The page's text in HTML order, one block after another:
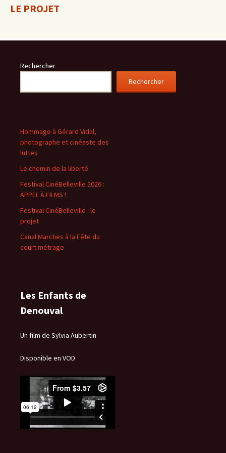
LE PROJET
Rechercher
Rechercher
Hommage à Gérard Vidal,
photographe et cinéaste des
luttes
Le chemin de la liberté
Festival CinéBelleville 2026 :
APPEL À FILMS !
Festival CinéBelleville : le
projet
Canal Marches à la Fête du
court métrage
Les Enfants de
Denouval
Un film de Sylvia Aubertin
Disponible en VOD